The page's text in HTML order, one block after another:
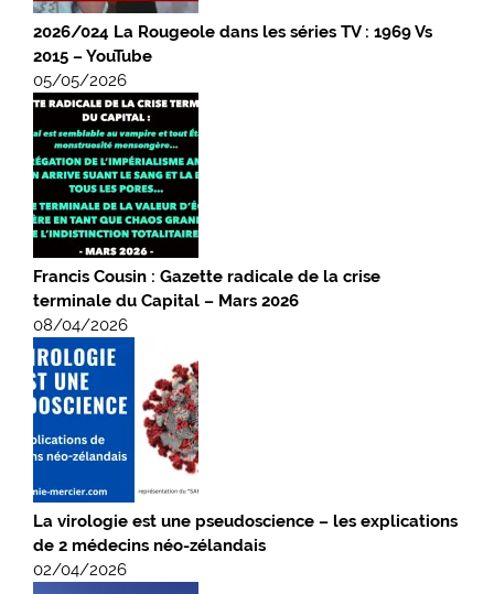
2026/024 La Rougeole dans les séries TV : 1969 Vs
2015 – YouTube
05/05/2026
Francis Cousin : Gazette radicale de la crise
terminale du Capital – Mars 2026
08/04/2026
La virologie est une pseudoscience – les explications
de 2 médecins néo-zélandais
02/04/2026